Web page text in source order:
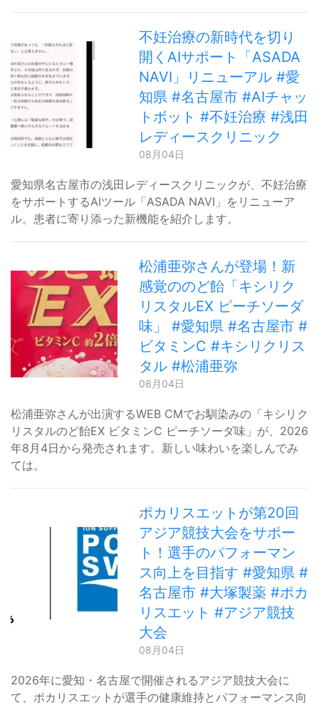
不妊治療の新時代を切り
開くAIサポート「ASADA
NAVI」リニューアル #愛
知県 #名古屋市 #AIチャッ
トボット #不妊治療 #浅田
レディースクリニック
08月04日
愛知県名古屋市の浅田レディースクリニックが、不妊治療
をサポートするAIツール「ASADA NAVI」をリニューア
ル。患者に寄り添った新機能を紹介します。
松浦亜弥さんが登場！新
感覚ののど飴「キシリク
リスタルEX ピーチソーダ
味」 #愛知県 #名古屋市 #
ビタミンC #キシリクリス
タル #松浦亜弥
08月04日
松浦亜弥さんが出演するWEB CMでお馴染みの「キシリク
リスタルのど飴EX ビタミンC ピーチソーダ味」が、2026
年8月4日から発売されます。新しい味わいを楽しんでみ
ては。
ポカリスエットが第20回
アジア競技大会をサポー
ト！選手のパフォーマン
ス向上を目指す #愛知県 #
名古屋市 #大塚製薬 #ポカ
リスエット #アジア競技
大会
08月04日
2026年に愛知・名古屋で開催されるアジア競技大会に
て、ポカリスエットが選手の健康維持とパフォーマンス向